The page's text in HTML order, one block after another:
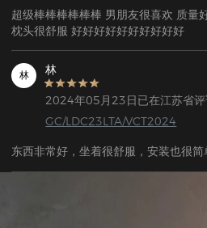
超级棒棒棒棒棒棒 男朋友很喜欢 质量
枕头很舒服 好好好好好好好好好好
林 林
2024年05月23日已在江苏省评
GC/LDC23LTA/VCT2024
东西非常好，坐着很舒服，安装也很